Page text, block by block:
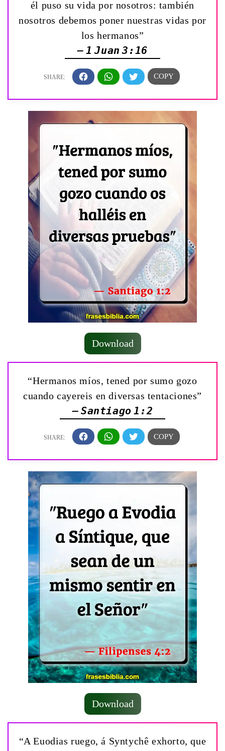
él puso su vida por nosotros: también
nosotros debemos poner nuestras vidas por
los hermanos”
— 1 Juan 3:16
Download
“Hermanos míos, tened por sumo gozo
cuando cayereis en diversas tentaciones”
— Santiago 1:2
Download
“A Euodias ruego, á Syntychê exhorto, que